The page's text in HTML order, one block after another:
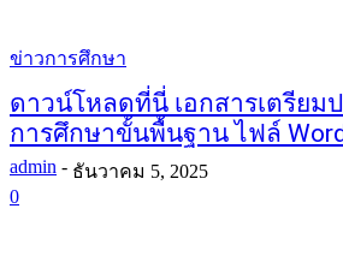
ข่าวการศึกษา
ดาวน์โหลดที่นี่ เอกสารเตรียม
การศึกษาขั้นพื้นฐาน ไฟล์
admin - ธันวาคม 5, 2025
0